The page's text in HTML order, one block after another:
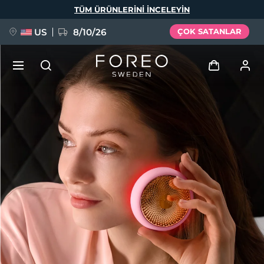
TÜM ÜRÜNLERINI INCELEYIN
US 8/10/26 ÇOK SATANLAR
Kullanici profi̇li̇
Cihazlarım
Siparişlerim
Adresim
Aboneliklerim
FAQ™ Pure Beauty-Tech Elixir
BREAKING NEWS
issa™ Teeth Whitening Set
Dil Seçimi
Deutsch
Español
Français
Italiano
Português
Polski
Svenska
Русский
Türkçe
简体中文 繁體中文